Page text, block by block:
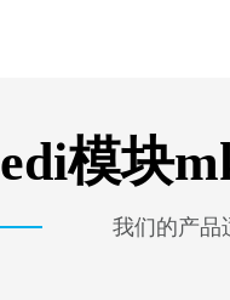
edi模块
我们的产品